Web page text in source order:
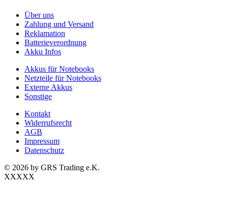
Über uns
Zahlung und Versand
Reklamation
Batterieverordnung
Akku Infos
Akkus für Notebooks
Netzteile für Notebooks
Externe Akkus
Sonstige
Kontakt
Widerrufsrecht
AGB
Impressum
Datenschutz
© 2026 by GRS Trading e.K.
XXXXX